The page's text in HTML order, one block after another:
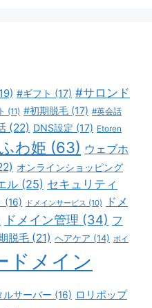
#ギフト (17) #サロンド
(11) #初期脱毛 (17) #英会話
(22) DNS設定 (17) Etoren
ふわ姫 (63) ウェブホ
オンラインショッピング
ル (25) セキュリティ
(16) ドメインサービス (10)
ドメ
ドメイン管理 (34) フ
脱毛 (21) ヘアケア (14) ボイ
ドメイン
ルサーバー (16) ロリポップ